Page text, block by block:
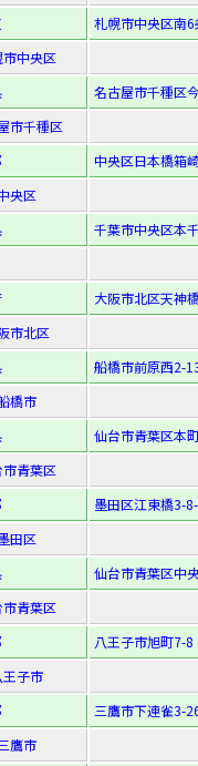
札幌市中央区南
中央区
名古屋市千種区
市千種区
中央区日本橋箱
央区
千葉市中央区本
大阪市北区天神
市北区
船橋市前原西2-
橋市
仙台市青葉区本
青葉区
墨田区江東橋3-
田区
仙台市青葉区中
青葉区
八王子市旭町7-8
王子市
三鷹市下連雀3-
鷹市